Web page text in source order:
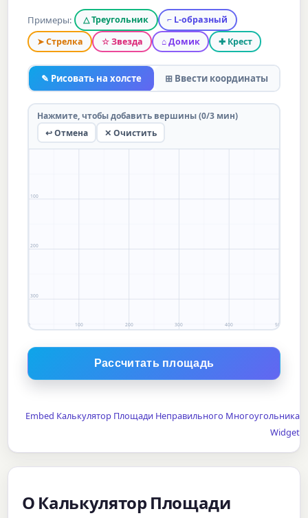
Примеры: △ Треугольник
⌐ L-образный
➤ Стрелка
☆ Звезда ⌂ Домик ✚ Крест
✎ Рисовать на холсте ⊞ Ввести координаты
Нажмите, чтобы добавить вершины (0/3 мин)
↩ Отмена
✕ Очистить
0 100 200 300 400 500
100
200
300
Рассчитать площадь
Embed Калькулятор Площади Неправильного Многоугольника
Widget
О Калькулятор Площади